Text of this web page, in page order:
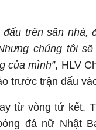
trên sân nhà,
chúng tôi
của mình”, HLV
trước trận đấu
từ vòng tứ kết.
đá nữ Nhật